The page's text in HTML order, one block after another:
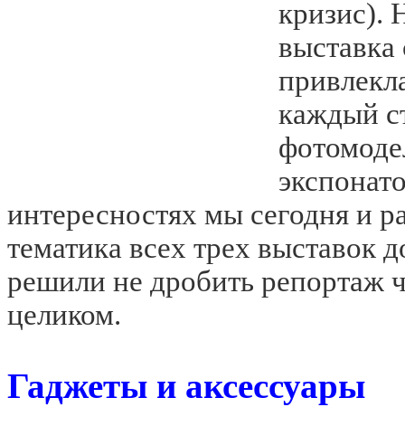
кризис).
каждый
интересностях мы сегодня и
тематика всех трех выставок
решили не дробить репортаж
целиком.
Гаджеты и аксессуары